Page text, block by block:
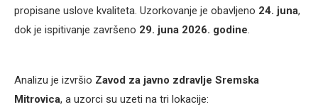
propisane uslove kvaliteta. Uzorkovanje je obavljeno 24. juna,
dok je ispitivanje završeno 29. juna 2026. godine.
Analizu je izvršio Zavod za javno zdravlje Sremska
Mitrovica, a uzorci su uzeti na tri lokacije: